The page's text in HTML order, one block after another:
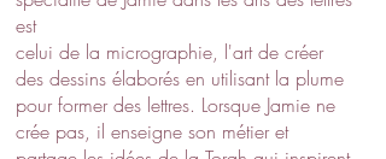
est
celui de la micrographie, l'art de créer
des dessins élaborés en utilisant la plume
pour former des lettres. Lorsque Jamie ne
crée pas, il enseigne son métier et